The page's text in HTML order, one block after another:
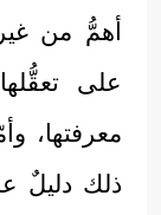
أهمُّ من
على
معرفتها،
ذلك دليلٌ